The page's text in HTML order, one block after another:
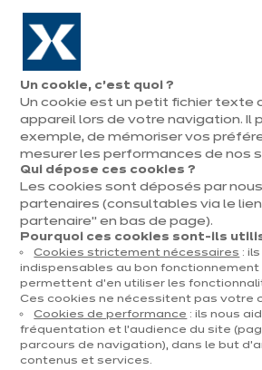
Aller à la navigation
Aller au contenu principal
Ouvrir
le
menu
Vous
êtes
ici
Accueil Cuisines Par catégorie Cuisines
Contact
Télécharger le
Prendre rendez-
Un cookie, c’est quoi ?
Un cookie est un petit fichier texte
appareil lors de votre navigation. Il
exemple, de mémoriser vos
mesurer les performances de nos
Qui dépose ces cookies ?
Les cookies sont déposés par
partenaires (consultables via le
partenaire" en bas de page).
Pourquoi ces cookies sont-ils
Cookies strictement nécessaires :
indispensables au bon
permettent d’en utiliser les
Ces cookies ne nécessitent pas votre
Cookies de performance : ils nous
fréquentation et l’audience du site
parcours de navigation), dans le but
contenus et services.